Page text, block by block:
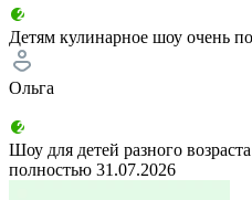
Детям кулинарное шоу очень
Ольга
Шоу для детей разного
полностью 31.07.2026